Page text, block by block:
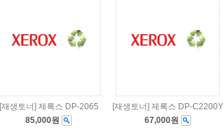
[재생토너] 제록스 DP-2065
85,000원
[재생토너] 제록스 DP-C2200Y
67,000원